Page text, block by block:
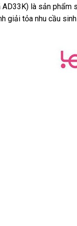
là sản phẩm
giải tỏa nhu cầu